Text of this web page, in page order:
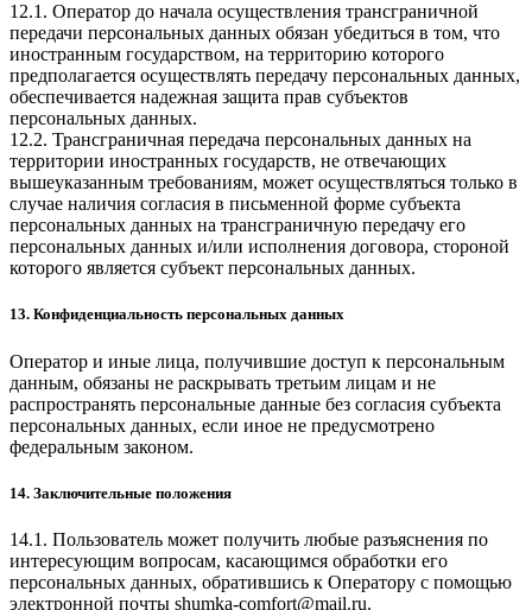
12.1. Оператор до начала осуществления трансграничной
передачи персональных данных обязан убедиться в том, что
иностранным государством, на территорию которого
предполагается осуществлять передачу персональных данных,
обеспечивается надежная защита прав субъектов
персональных данных.
12.2. Трансграничная передача персональных данных на
территории иностранных государств, не отвечающих
вышеуказанным требованиям, может осуществляться только в
случае наличия согласия в письменной форме субъекта
персональных данных на трансграничную передачу его
персональных данных и/или исполнения договора, стороной
которого является субъект персональных данных.
13. Конфиденциальность персональных данных
Оператор и иные лица, получившие доступ к персональным
данным, обязаны не раскрывать третьим лицам и не
распространять персональные данные без согласия субъекта
персональных данных, если иное не предусмотрено
федеральным законом.
14. Заключительные положения
14.1. Пользователь может получить любые разъяснения по
интересующим вопросам, касающимся обработки его
персональных данных, обратившись к Оператору с помощью
электронной почты shumka-comfort@mail.ru.